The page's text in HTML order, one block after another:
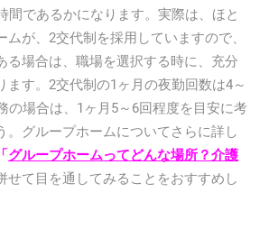
間であるかになります。実際は、ほと
ムが、2交代制を採用していますので、
る場合は、職場を選択する時に、充分
ます。2交代制の1ヶ月の夜勤回数は4～
の場合は、1ヶ月5～6回程度を目安に考
。グループホームについてさらに詳し
「グループホームってどんな場所？介護
せて目を通してみることをおすすめし